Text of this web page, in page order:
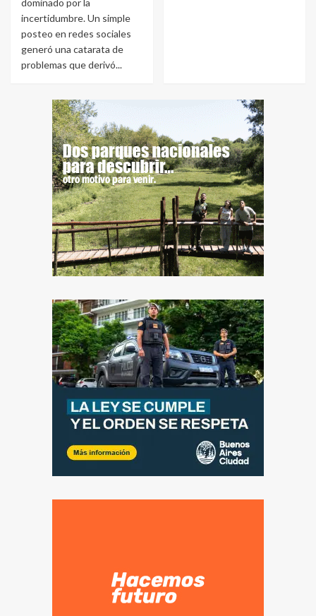
dominado por la
incertidumbre. Un simple
posteo en redes sociales
generó una catarata de
problemas que derivó...